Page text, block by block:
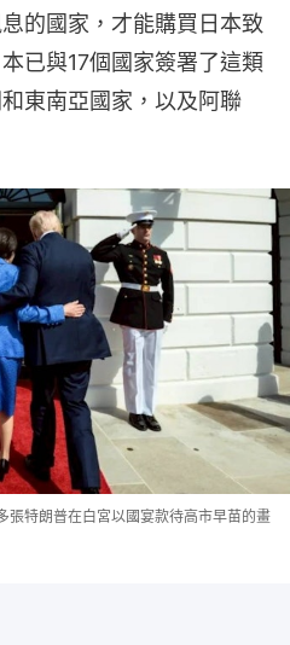
的國家，才能購買日本致
已與17個國家簽署了這類
東南亞國家，以及阿聯
張特朗普在白宮以國宴款待高市早苗的畫